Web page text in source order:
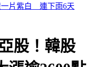
委批「城鎮韌性」大破
股！韓股